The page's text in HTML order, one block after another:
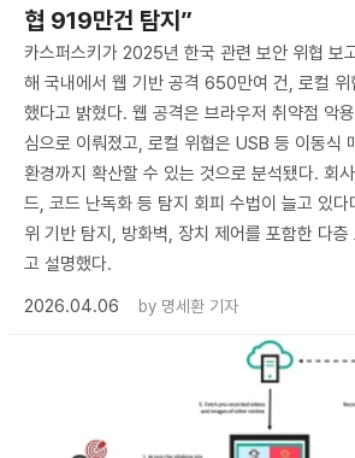
협 919만건 탐지”
카스퍼스키가 2025년 한국 관련 보안 위협 보
해 국내에서 웹 기반 공격 650만여 건, 로컬 위
했다고 밝혔다. 웹 공격은 브라우저 취약점 악
심으로 이뤄졌고, 로컬 위협은 USB 등 이동식
환경까지 확산할 수 있는 것으로 분석됐다. 회
드, 코드 난독화 등 탐지 회피 수법이 늘고 있다
위 기반 탐지, 방화벽, 장치 제어를 포함한 다
고 설명했다.
2026.04.06
by 명세환 기자